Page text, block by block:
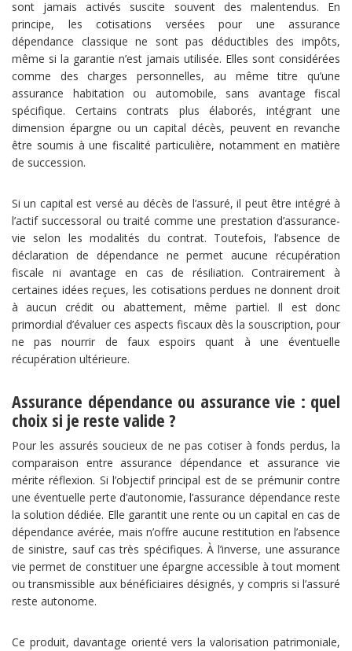
sont jamais activés suscite souvent des malentendus. En
principe, les cotisations versées pour une assurance
dépendance classique ne sont pas déductibles des impôts,
même si la garantie n’est jamais utilisée. Elles sont considérées
comme des charges personnelles, au même titre qu’une
assurance habitation ou automobile, sans avantage fiscal
spécifique. Certains contrats plus élaborés, intégrant une
dimension épargne ou un capital décès, peuvent en revanche
être soumis à une fiscalité particulière, notamment en matière
de succession.
Si un capital est versé au décès de l’assuré, il peut être intégré à
l’actif successoral ou traité comme une prestation d’assurance-
vie selon les modalités du contrat. Toutefois, l’absence de
déclaration de dépendance ne permet aucune récupération
fiscale ni avantage en cas de résiliation. Contrairement à
certaines idées reçues, les cotisations perdues ne donnent droit
à aucun crédit ou abattement, même partiel. Il est donc
primordial d’évaluer ces aspects fiscaux dès la souscription, pour
ne pas nourrir de faux espoirs quant à une éventuelle
récupération ultérieure.
Assurance dépendance ou assurance vie : quel
choix si je reste valide ?
Pour les assurés soucieux de ne pas cotiser à fonds perdus, la
comparaison entre assurance dépendance et assurance vie
mérite réflexion. Si l’objectif principal est de se prémunir contre
une éventuelle perte d’autonomie, l’assurance dépendance reste
la solution dédiée. Elle garantit une rente ou un capital en cas de
dépendance avérée, mais n’offre aucune restitution en l’absence
de sinistre, sauf cas très spécifiques. À l’inverse, une assurance
vie permet de constituer une épargne accessible à tout moment
ou transmissible aux bénéficiaires désignés, y compris si l’assuré
reste autonome.
Ce produit, davantage orienté vers la valorisation patrimoniale,